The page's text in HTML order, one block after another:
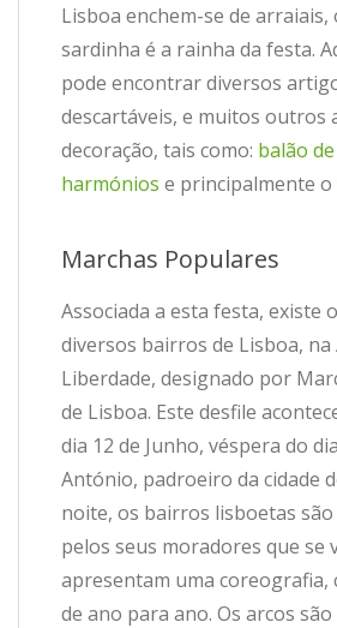
Lisboa enchem-se de arraiais,
sardinha é a rainha da festa.
pode encontrar diversos
descartáveis, e muitos outros
decoração, tais como: balão
harmónios e principalmente o
Marchas Populares
Associada a esta festa, existe
diversos bairros de Lisboa, na
Liberdade, designado por
de Lisboa. Este desfile
dia 12 de Junho, véspera do
António, padroeiro da cidade
noite, os bairros lisboetas
pelos seus moradores que se
apresentam uma coreografia,
de ano para ano. Os arcos